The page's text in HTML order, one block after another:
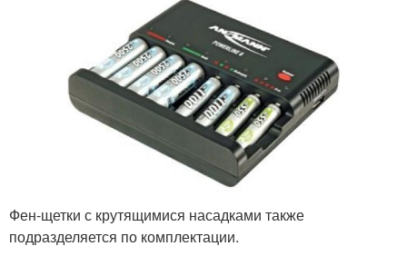
Фен-щетки с крутящимися насадками также
подразделяется по комплектации.